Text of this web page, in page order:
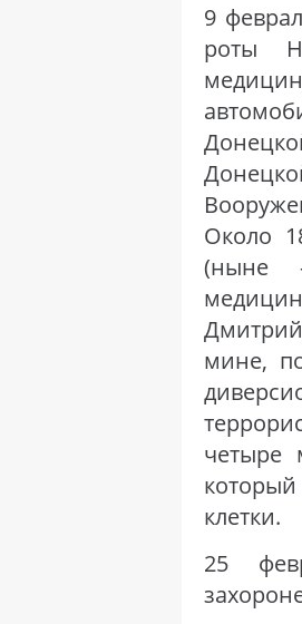
9
роты
Около
(ныне
мине,
четыре
клетки.
25